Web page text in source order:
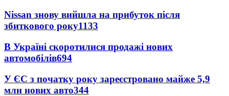
Nissan знову вийшла на прибуток після
збиткового року1133
В Україні скоротилися продажі нових
автомобілів694
У ЄС з початку року зареєстровано майже 5,9
млн нових авто344